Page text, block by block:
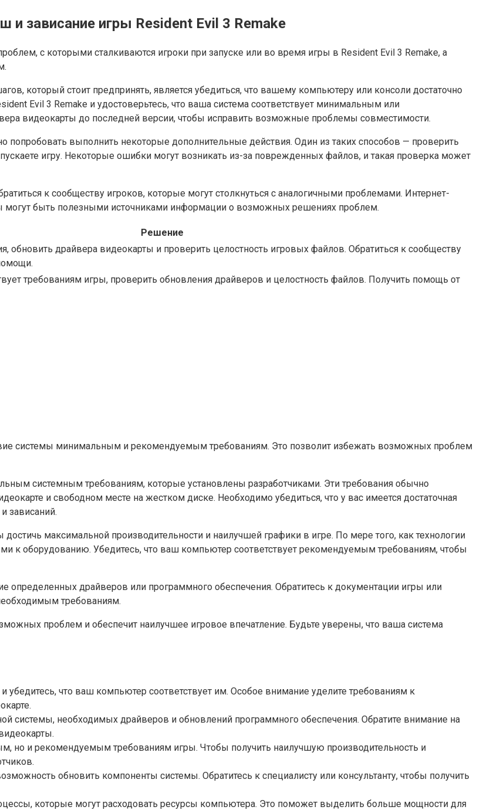
зависание игры Resident Evil 3 Remake
с которыми сталкиваются игроки при запуске или во время игры в Resident Evil 3 Remake, а
который стоит предпринять, является убедиться, что вашему компьютеру или консоли достаточно
Evil 3 Remake и удостоверьтесь, что ваша система соответствует минимальным или
видеокарты до последней версии, чтобы исправить возможные проблемы совместимости.
выполнить некоторые дополнительные действия. Один из таких способов — проверить
игру. Некоторые ошибки могут возникать из-за поврежденных файлов, и такая проверка может
к сообществу игроков, которые могут столкнуться с аналогичными проблемами. Интернет-
быть полезными источниками информации о возможных решениях проблем.
Решение
обновить драйвера видеокарты и проверить целостность игровых файлов. Обратиться к сообществу
требованиям игры, проверить обновления драйверов и целостность файлов. Получить помощь от
системы минимальным и рекомендуемым требованиям. Это позволит избежать возможных проблем
системным требованиям, которые установлены разработчиками. Эти требования обычно
и свободном месте на жестком диске. Необходимо убедиться, что у вас имеется достаточная
зависаний.
максимальной производительности и наилучшей графики в игре. По мере того, как технологии
к оборудованию. Убедитесь, что ваш компьютер соответствует рекомендуемым требованиям, чтобы
определенных драйверов или программного обеспечения. Обратитесь к документации игры или
требованиям.
проблем и обеспечит наилучшее игровое впечатление. Будьте уверены, что ваша система
что ваш компьютер соответствует им. Особое внимание уделите требованиям к
системы, необходимых драйверов и обновлений программного обеспечения. Обратите внимание на
но и рекомендуемым требованиям игры. Чтобы получить наилучшую производительность и
обновить компоненты системы. Обратитесь к специалисту или консультанту, чтобы получить
которые могут расходовать ресурсы компьютера. Это поможет выделить больше мощности для